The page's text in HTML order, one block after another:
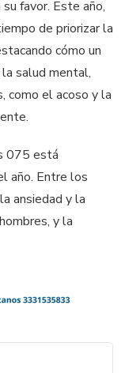
favor. Este año,
de priorizar la
cómo un
salud mental,
como el acoso y la
075 está
año. Entre los
ansiedad y la
y la